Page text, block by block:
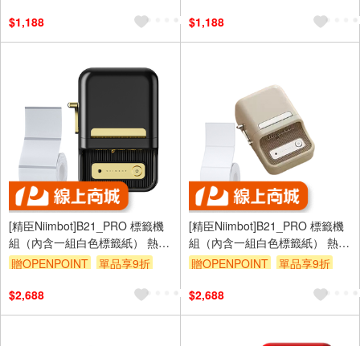
$1,188
$1,188
[精臣Niimbot]B21_PRO 標籤機
組（內含一組白色標籤紙） 熱感
應標籤機—黑色
贈OPENPOINT
單品享9折
$2,688
[精臣Niimbot]B21_PRO 標籤機
組（內含一組白色標籤紙） 熱感
應標籤機—白色
贈OPENPOINT
單品享9折
$2,688